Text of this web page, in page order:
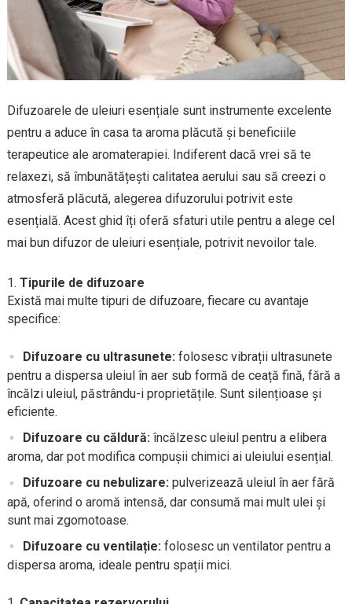
Difuzoarele de uleiuri esențiale sunt instrumente excelente
pentru a aduce în casa ta aroma plăcută și beneficiile
terapeutice ale aromaterapiei. Indiferent dacă vrei să te
relaxezi, să îmbunătățești calitatea aerului sau să creezi o
atmosferă plăcută, alegerea difuzorului potrivit este
esențială. Acest ghid îți oferă sfaturi utile pentru a alege cel
mai bun difuzor de uleiuri esențiale, potrivit nevoilor tale.
Tipurile de difuzoare
Există mai multe tipuri de difuzoare, fiecare cu avantaje
specifice:
Difuzoare cu ultrasunete:folosesc vibrații ultrasunete
pentru a dispersa uleiul în aer sub formă de ceață fină, fără a
încălzi uleiul, păstrându-i proprietățile. Sunt silențioase și
eficiente.
Difuzoare cu căldură:încălzesc uleiul pentru a elibera
aroma, dar pot modifica compușii chimici ai uleiului esențial.
Difuzoare cu nebulizare:pulverizează uleiul în aer fără
apă, oferind o aromă intensă, dar consumă mai mult ulei și
sunt mai zgomotoase.
Difuzoare cu ventilație: folosesc un ventilator pentru a
dispersa aroma, ideale pentru spații mici.